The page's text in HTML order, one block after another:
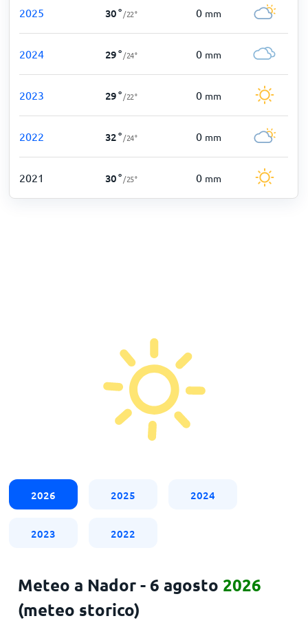
2025 30° /22° 0 mm
2024 29° /24° 0 mm
2023 29° /22° 0 mm
2022 32° /24° 0 mm
2021 30° /25° 0 mm
2026 2025 2024
2023 2022
Meteo a Nador - 6 agosto 2026
(meteo storico)